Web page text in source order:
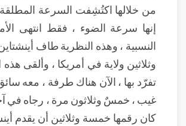
من خلالها اكتُشِفت السرعة
إنها سرعة الضوء ، فقط انتهى
النسبية ، وهذه النظرية طاف
وثلاثين ولاية في أمريكا ، وألقى هذه
تفرّد بها ، الآن هناك طرفة ، معه
غيب ، خمسٌ وثلاثون مرة ، رجاه في
كان رقمها خمسة وثلاثين أن يقدم